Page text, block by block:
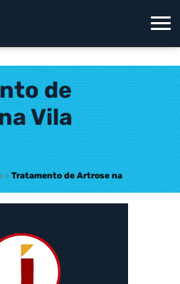
de
Vila
» Tratamento de Artrose na